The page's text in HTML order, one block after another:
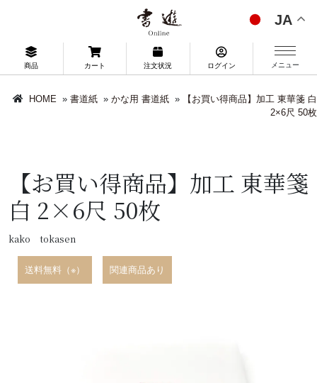
JA
商品 カート 注文状況 ログイン メニュー
HOME » 書道紙 » かな用 書道紙 »
【お買い得商品】加工 東華箋 白
2×6尺 50枚
【お買い得商品】加工 東華箋
白 2×6尺 50枚
kako tokasen
送料無料（※） 関連商品あり